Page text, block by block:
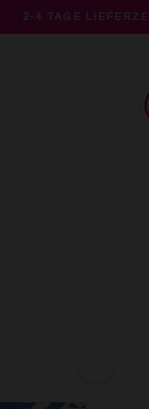
2-4 TAGE